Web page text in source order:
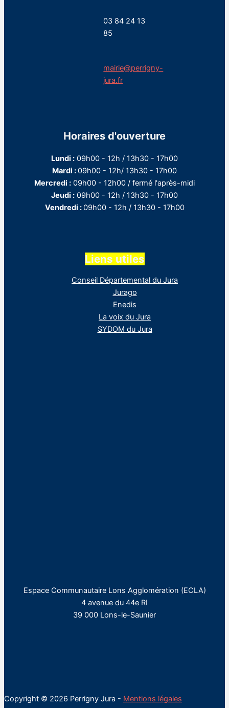
03 84 24 13
85
mairie@perrigny-
jura.fr
Horaires d'ouverture
Lundi : 09h00 - 12h / 13h30 - 17h00
Mardi :09h00 - 12h/ 13h30 - 17h00
Mercredi : 09h00 - 12h00 / fermé l'après-midi
Jeudi : 09h00 - 12h / 13h30 - 17h00
Vendredi :09h00 - 12h / 13h30 - 17h00
Liens utiles
Conseil Départemental du Jura
Jurago
Enedis
La voix du Jura
SYDOM du Jura
Espace Communautaire Lons Agglomération (ECLA)
4 avenue du 44e RI
39 000 Lons-le-Saunier
Copyright © 2026 Perrigny Jura - Mentions légales